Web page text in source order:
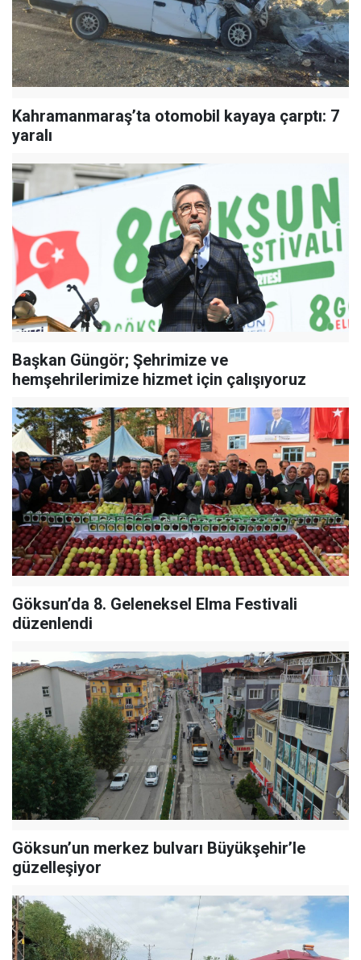
Kahramanmaraş’ta otomobil kayaya çarptı: 7
yaralı
Başkan Güngör; Şehrimize ve
hemşehrilerimize hizmet için çalışıyoruz
Göksun’da 8. Geleneksel Elma Festivali
düzenlendi
Göksun’un merkez bulvarı Büyükşehir’le
güzelleşiyor